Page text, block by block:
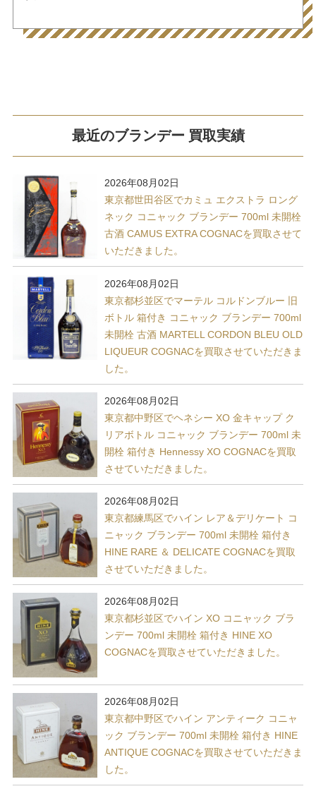
最近のブランデー 買取実績
2026年08月02日
東京都世田谷区でカミュ エクストラ ロング
ネック コニャック ブランデー 700ml 未開栓
古酒 CAMUS EXTRA COGNACを買取させて
いただきました。
2026年08月02日
東京都杉並区でマーテル コルドンブルー 旧
ボトル 箱付き コニャック ブランデー 700ml
未開栓 古酒 MARTELL CORDON BLEU OLD
LIQUEUR COGNACを買取させていただきま
した。
2026年08月02日
東京都中野区でヘネシー XO 金キャップ ク
リアボトル コニャック ブランデー 700ml 未
開栓 箱付き Hennessy XO COGNACを買取
させていただきました。
2026年08月02日
東京都練馬区でハイン レア＆デリケート コ
ニャック ブランデー 700ml 未開栓 箱付き
HINE RARE ＆ DELICATE COGNACを買取
させていただきました。
2026年08月02日
東京都杉並区でハイン XO コニャック ブラ
ンデー 700ml 未開栓 箱付き HINE XO
COGNACを買取させていただきました。
2026年08月02日
東京都中野区でハイン アンティーク コニャ
ック ブランデー 700ml 未開栓 箱付き HINE
ANTIQUE COGNACを買取させていただきま
した。